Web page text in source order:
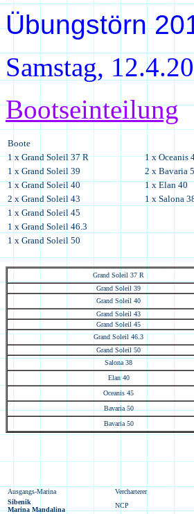
Übungstörn
Samstag,
Bootseinteilung
Boote
1 x Grand Soleil 37 R
1 x Oceanis
1 x Grand Soleil 39
2 x Bavaria
1 x Grand Soleil 40
1 x Elan 40
2 x Grand Soleil 43
1 x Salona
1 x Grand Soleil 45
1 x Grand Soleil 46.3
1 x Grand Soleil 50
Grand Soleil 37 R
Grand Soleil 39
Grand Soleil 40
Grand Soleil 43
Grand Soleil 45
Grand Soleil 46.3
Grand Soleil 50
Salona 38
Elan 40
Oceanis 45
Bavaria 50
Bavaria 50
Ausgangs-Marina Vercharterer
Sibenik
Marina Mandalina
NCP